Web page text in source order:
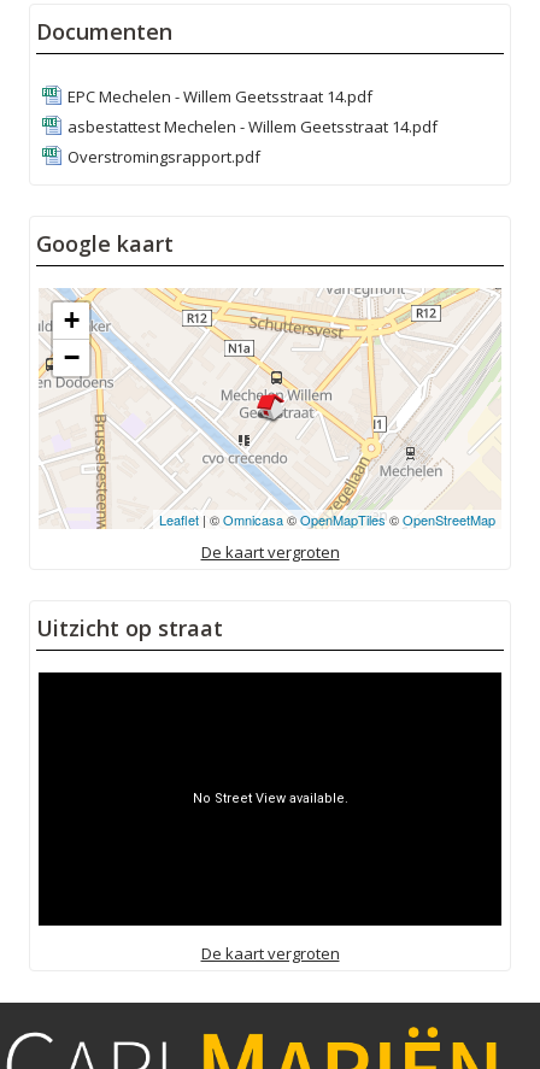
Documenten
EPC Mechelen - Willem Geetsstraat 14.pdf
asbestattest Mechelen - Willem Geetsstraat 14.pdf
Overstromingsrapport.pdf
Google kaart
+
−
Leaflet| ©Omnicasa©OpenMapTiles©OpenStreetMap
De kaart vergroten
Uitzicht op straat
De kaart vergroten